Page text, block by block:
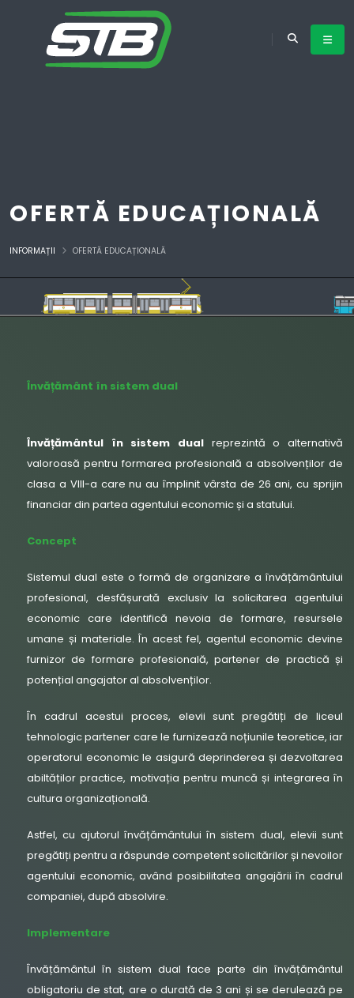
OFERTĂ EDUCAȚIONALĂ
INFORMAȚII OFERTĂ EDUCAȚIONALĂ
Învățământ în sistem dual
Învățământul în sistem dual reprezintă o alternativă
valoroasă pentru formarea profesională a absolvenților de
clasa a VIII-a care nu au împlinit vârsta de 26 ani, cu sprijin
financiar din partea agentului economic și a statului.
Concept
Sistemul dual este o formă de organizare a învățământului
profesional, desfășurată exclusiv la solicitarea agentului
economic care identifică nevoia de formare, resursele
umane și materiale. În acest fel, agentul economic devine
furnizor de formare profesională, partener de practică și
potențial angajator al absolvenților.
În cadrul acestui proces, elevii sunt pregătiți de liceul
tehnologic partener care le furnizează noțiunile teoretice, iar
operatorul economic le asigură deprinderea și dezvoltarea
abiltăților practice, motivația pentru muncă și integrarea în
cultura organizațională.
Astfel, cu ajutorul învățământului în sistem dual, elevii sunt
pregătiți pentru a răspunde competent solicitărilor și nevoilor
agentului economic, având posibilitatea angajării în cadrul
companiei, după absolvire.
Implementare
Învățământul în sistem dual face parte din învățământul
obligatoriu de stat, are o durată de 3 ani și se derulează pe